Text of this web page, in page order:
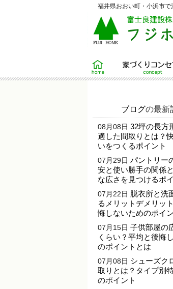
福井県おおい町・小浜市
ホーム 家づくりコンセ
ブログの最新
08月08日 32坪の長方
適した間取りとは？
いをつくるポイント
07月29日 パントリー
安と使い勝手の関係
な広さを見つけるポ
07月22日 脱衣所と洗
るメリットデメリッ
悔しないためのポイ
07月15日 子供部屋の
くらい？平均と後悔
のポイントとは
07月08日 シューズク
取りとは？タイプ別
のポイント